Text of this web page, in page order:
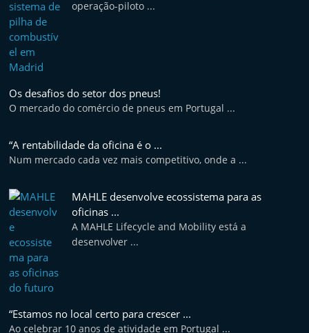
operação-piloto ...
Os desafios do setor dos pneus!
O mercado do comércio de pneus em Portugal ...
“A rentabilidade da oficina é o ...
Num mercado cada vez mais competitivo, onde a ...
MAHLE desenvolve ecossistema para as
oficinas ...
A MAHLE Lifecycle and Mobility está a
desenvolver ...
“Estamos no local certo para crescer ...
Ao celebrar 10 anos de atividade em Portugal ...